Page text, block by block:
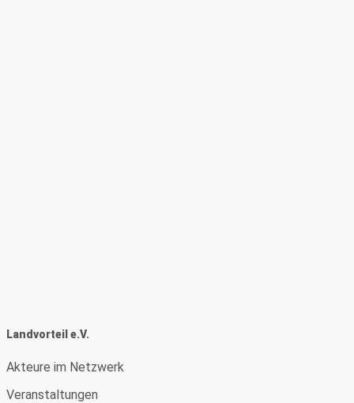
Landvorteil e.V.
Akteure im Netzwerk
Veranstaltungen